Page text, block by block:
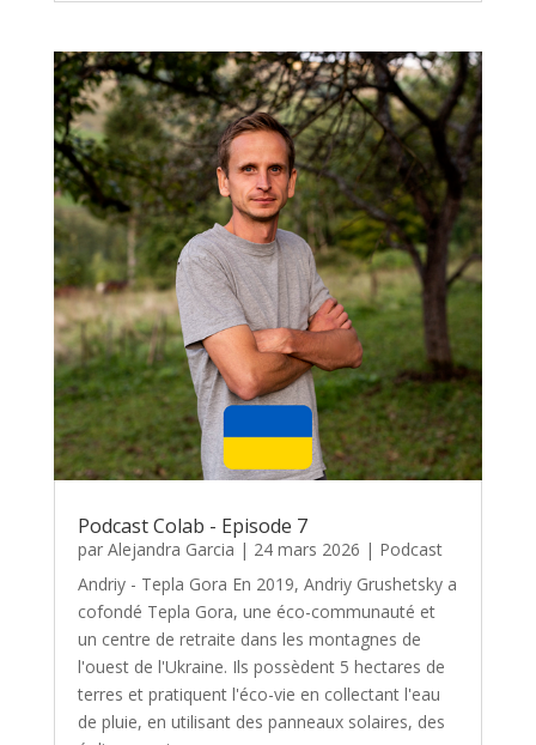
Podcast Colab - Episode 7
par Alejandra Garcia | 24 mars 2026 | Podcast
Andriy - Tepla Gora En 2019, Andriy Grushetsky a
cofondé Tepla Gora, une éco-communauté et
un centre de retraite dans les montagnes de
l'ouest de l'Ukraine. Ils possèdent 5 hectares de
terres et pratiquent l'éco-vie en collectant l'eau
de pluie, en utilisant des panneaux solaires, des